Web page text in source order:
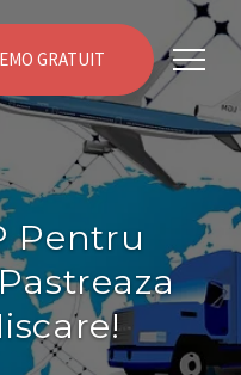
GRATUIT
Pentru